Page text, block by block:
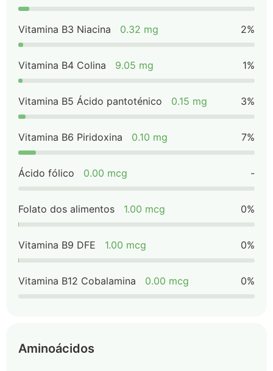
Vitamina B3 Niacina 0.32 mg 2%
Vitamina B4 Colina 9.05 mg 1%
Vitamina B5 Ácido pantoténico 0.15 mg 3%
Vitamina B6 Piridoxina 0.10 mg 7%
Ácido fólico 0.00 mcg -
Folato dos alimentos 1.00 mcg 0%
Vitamina B9 DFE 1.00 mcg 0%
Vitamina B12 Cobalamina 0.00 mcg 0%
Aminoácidos